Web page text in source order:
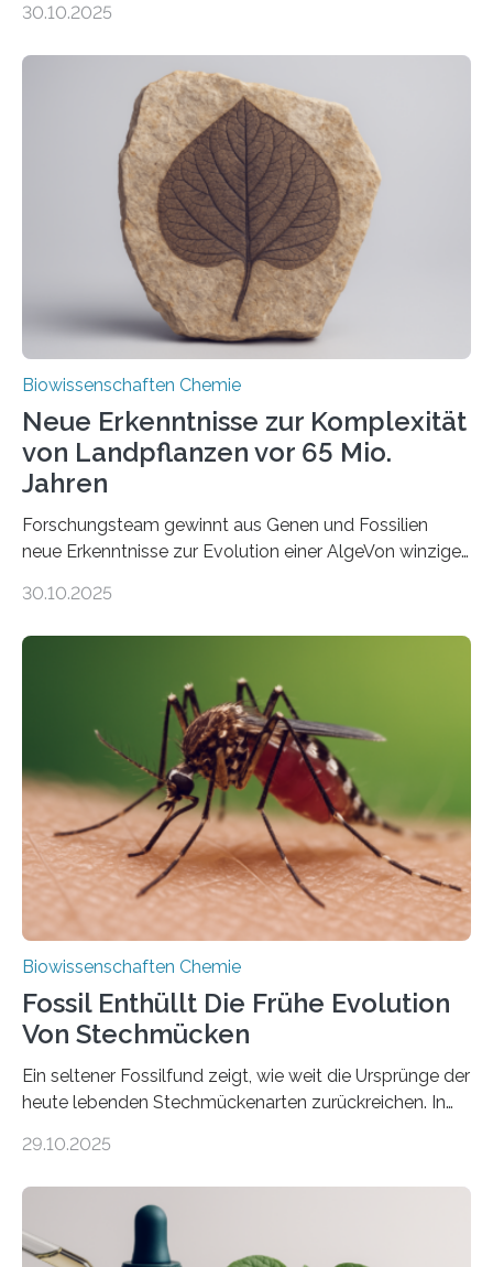
erfüllen können, müssen zahlreiche Enzyme präzise in
der Ruhr-Universität Bochum um Prof. Dr. Ralf Erdmann
und Dr. Ismaila Francis Yusuf hat nun einen bislang
unbekannten Qualitätskontrollmechanismus des
peroxisomalen Proteintransports in der Bäckerhefe
Saccharomyces cerevisiae entdeckt, der für die
Funktionsfähigkeit der Organellen entscheidend ist. Die
Studie wurde am 28. Oktober 2025 in der
Fachzeitschrift…
30.10.2025
Biowissenschaften Chemie
Neue Erkenntnisse zur Komplexität
von Landpflanzen vor 65 Mio.
Jahren
Forschungsteam gewinnt aus Genen und Fossilien
neue Erkenntnisse zur Evolution einer AlgeVon winzigen
Landpflanzen zählen zu den komplexesten
Grünalgen, die vor Hunderten von Millionen Jahren
lebten. Unter den Vorfahren sticht eine Gruppe heraus,
die noch heute in der Natur vorkommt: die
Süßwasseralge Coleochaetophyceae. Einige Arten
dieser Gruppe bilden aus Zellfäden dichte Geflechte
mit scheibenförmiger Gestalt. Was auffällig ist: Die
nächsten…
30.10.2025
Biowissenschaften Chemie
Fossil Enthüllt Die Frühe Evolution
Von Stechmücken
Ein seltener Fossilfund zeigt, wie weit die Ursprünge der
heute lebenden Stechmückenarten zurückreichen. In
Forschende die bisher älteste bekannte Stechmücken-
Region Kachin in Myanmar und hat sich in
ausgezeichnetem Zustand erhalten. Es konnte als neue
Art einer neuen Gattung beschrieben werden und trägt
29.10.2025